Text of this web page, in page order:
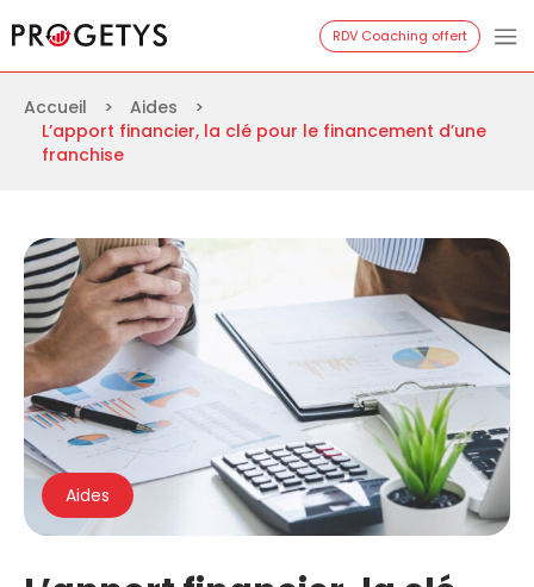
au
contenu
RDV Coaching offert
Accueil > Aides
>
L’apport financier, la clé pour le financement d’une
franchise
Aides